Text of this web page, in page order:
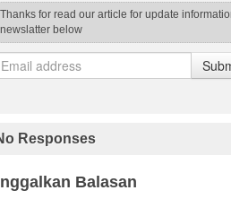
Thanks for read our article for update
newslatter below
Responses
Balasan